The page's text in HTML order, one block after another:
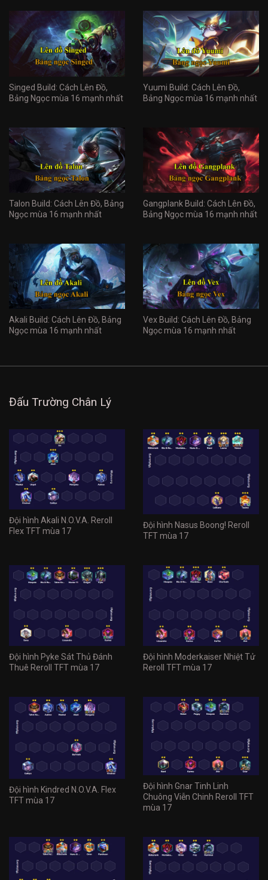
Singed Build: Cách Lên Đồ,
Bảng Ngọc mùa 16 mạnh nhất
Yuumi Build: Cách Lên Đồ,
Bảng Ngọc mùa 16 mạnh nhất
Talon Build: Cách Lên Đồ, Bảng
Ngọc mùa 16 mạnh nhất
Gangplank Build: Cách Lên Đồ,
Bảng Ngọc mùa 16 mạnh nhất
Akali Build: Cách Lên Đồ, Bảng
Ngọc mùa 16 mạnh nhất
Vex Build: Cách Lên Đồ, Bảng
Ngọc mùa 16 mạnh nhất
Đấu Trường Chân Lý
Đội hình Akali N.O.V.A. Reroll
Flex TFT mùa 17
Đội hình Nasus Boong! Reroll
TFT mùa 17
Đội hình Pyke Sát Thủ Đánh
Thuê Reroll TFT mùa 17
Đội hình Moderkaiser Nhiệt Tử
Reroll TFT mùa 17
Đội hình Kindred N.O.V.A. Flex
TFT mùa 17
Đội hình Gnar Tinh Linh
Chuông Viễn Chinh Reroll TFT
mùa 17